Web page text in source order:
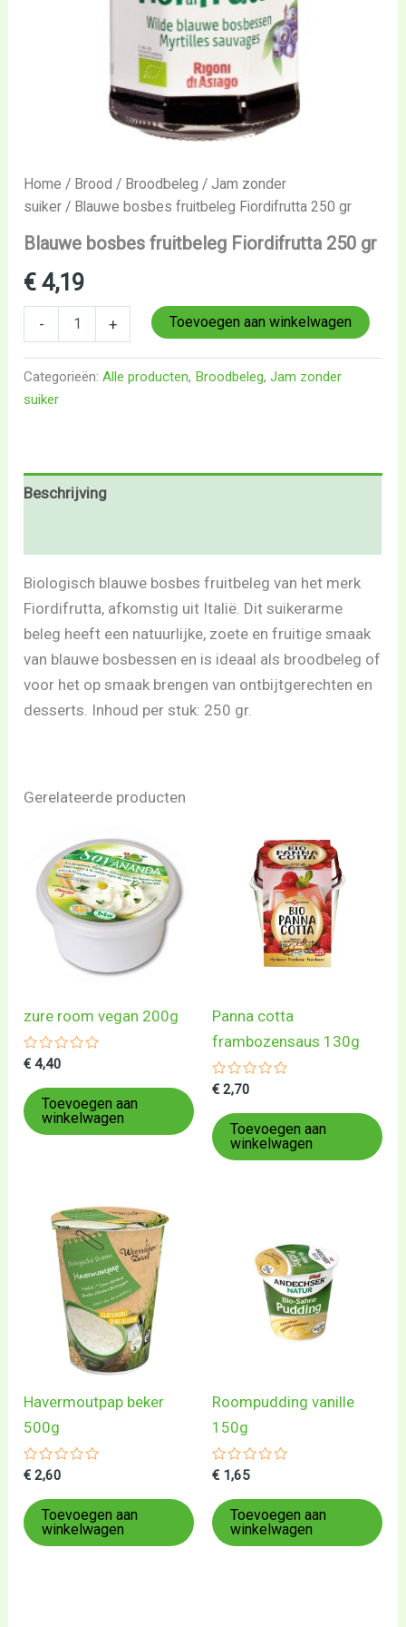
Home / Brood / Broodbeleg /Jam zonder
suiker / Blauwe bosbes fruitbeleg Fiordifrutta 250 gr
Blauwe bosbes fruitbeleg Fiordifrutta 250 gr
€ 4,19
- + Toevoegen aan winkelwagen
Categorieën:Alle producten, Broodbeleg,Jam zonder
suiker
Beschrijving
Biologisch blauwe bosbes fruitbeleg van het merk
Fiordifrutta, afkomstig uit Italië. Dit suikerarme
beleg heeft een natuurlijke, zoete en fruitige smaak
van blauwe bosbessen en is ideaal als broodbeleg of
voor het op smaak brengen van ontbijtgerechten en
desserts. Inhoud per stuk: 250 gr.
Gerelateerde producten
zure room vegan 200g
Gewaardeerd
uit
5
€ 4,40
Toevoegen aan
winkelwagen
Panna cotta
frambozensaus 130g
Gewaardeerd
uit
5
€ 2,70
Toevoegen aan
winkelwagen
Havermoutpap beker
500g
Gewaardeerd
uit
5
€ 2,60
Toevoegen aan
winkelwagen
Roompudding vanille
150g
Gewaardeerd
uit
5
€ 1,65
Toevoegen aan
winkelwagen